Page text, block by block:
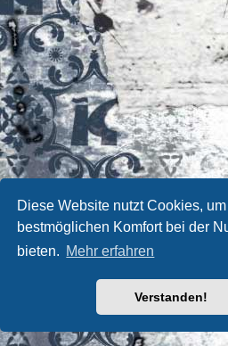
Diese Website nutzt Cookies,
bestmöglichen Komfort bei der
bieten. Mehr erfahren
Verstanden!